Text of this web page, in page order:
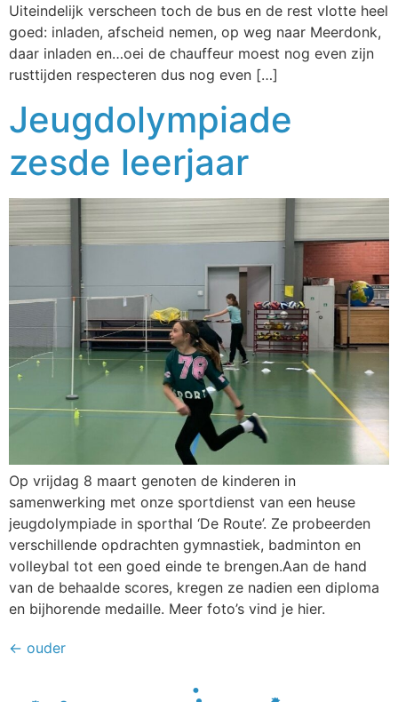
Uiteindelijk verscheen toch de bus en de rest vlotte heel
goed: inladen, afscheid nemen, op weg naar Meerdonk,
daar inladen en…oei de chauffeur moest nog even zijn
rusttijden respecteren dus nog even […]
Jeugdolympiade
zesde leerjaar
Op vrijdag 8 maart genoten de kinderen in
samenwerking met onze sportdienst van een heuse
jeugdolympiade in sporthal ‘De Route’. Ze probeerden
verschillende opdrachten gymnastiek, badminton en
volleybal tot een goed einde te brengen.Aan de hand
van de behaalde scores, kregen ze nadien een diploma
en bijhorende medaille. Meer foto’s vind je hier.
← ouder